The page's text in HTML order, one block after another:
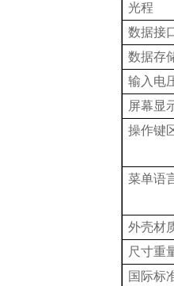
光程
数据接
数据存
输入电
屏幕显
操作键
菜单语
外壳材
尺寸重
国际标